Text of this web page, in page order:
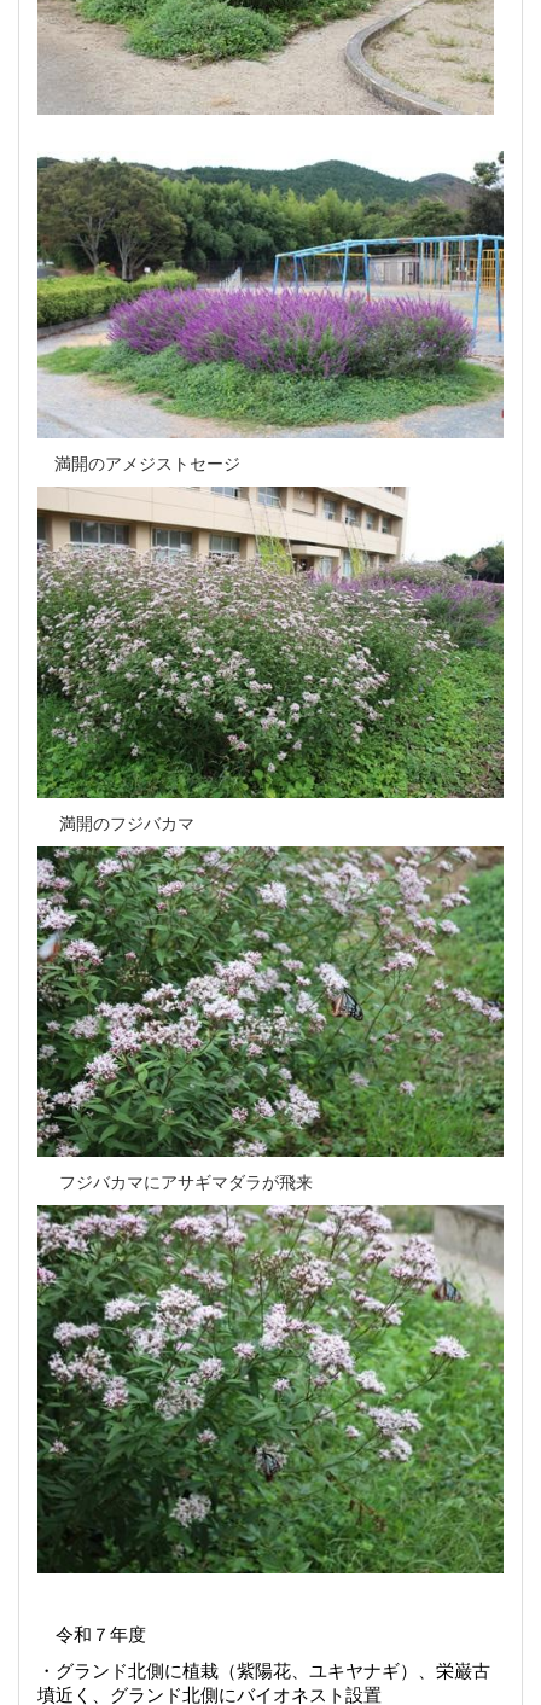
満開のアメジストセージ
満開のフジバカマ
フジバカマにアサギマダラが飛来
令和７年度
・グランド北側に植栽（紫陽花、ユキヤナギ）、栄巌古
墳近く、グランド北側にバイオネスト設置